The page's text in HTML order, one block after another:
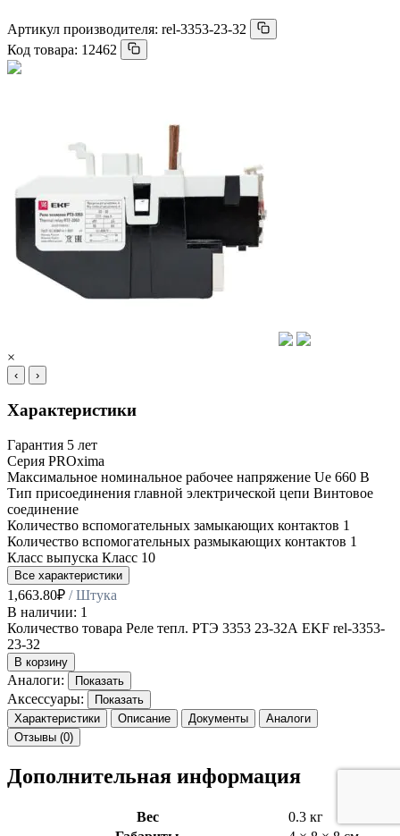
Артикул производителя: rel-3353-23-32
Код товара: 12462
×
‹ ›
Характеристики
Гарантия 5 лет
Серия PROxima
Максимальное номинальное рабочее напряжение Ue 660 В
Тип присоединения главной электрической цепи Винтовое
соединение
Количество вспомогательных замыкающих контактов 1
Количество вспомогательных размыкающих контактов 1
Класс выпуска Класс 10
Все характеристики
1,663.80₽ / Штука
В наличии: 1
Количество товара Реле тепл. РТЭ 3353 23-32А EKF rel-3353-
23-32
В корзину
Аналоги: Показать
Аксессуары:
Показать
Характеристики
Описание Документы
Аналоги
Отзывы (0)
Дополнительная информация
Вес
0.3 кг